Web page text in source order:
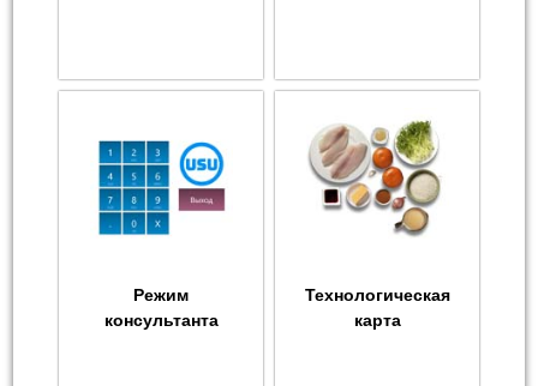
Режим
консультанта
Технологическая
карта